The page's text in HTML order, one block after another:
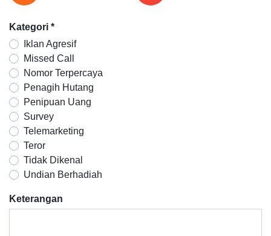
Kategori *
Iklan Agresif
Missed Call
Nomor Terpercaya
Penagih Hutang
Penipuan Uang
Survey
Telemarketing
Teror
Tidak Dikenal
Undian Berhadiah
Keterangan